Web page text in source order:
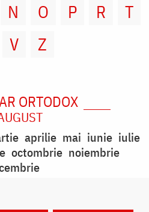
N O P R
T
V Z
ORTODOX
aprilie mai iunie iulie
octombrie noiembrie